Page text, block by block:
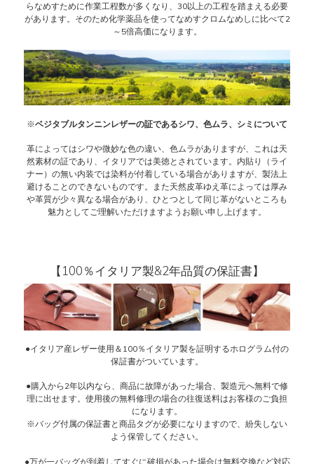
らなめすために作業工程数が多くなり、30以上の工程を踏まえる必要
があります。そのため化学薬品を使ってなめすクロムなめしに比べて2
～5倍高価になります。
※ベジタブルタンニンレザーの証であるシワ、色ムラ、シミについて
革によってはシワや微妙な色の違い、色ムラがありますが、これは天
然素材の証であり、イタリアでは美徳とされています。内貼り（ライ
ナー）の無い内装では染料が付着している場合がありますが、製法上
避けることのできないものです。また天然皮革ゆえ革によっては厚み
や革質が少々異なる場合があり、ひとつとして同じ革がないところも
魅力としてご理解いただけますようお願い申し上げます。
【100％イタリア製&2年品質の保証書】
●イタリア産レザー使用＆100％イタリア製を証明するホログラム付の
保証書がついています。
●購入から2年以内なら、商品に故障があった場合、製造元へ無料で修
理に出せます。使用後の無料修理の場合の往復送料はお客様のご負担
になります。
※バッグ付属の保証書と商品タグが必要になりますので、紛失しない
よう保管してください。
●万が一バッグが到着してすぐに破損があった場合は無料交換など対応